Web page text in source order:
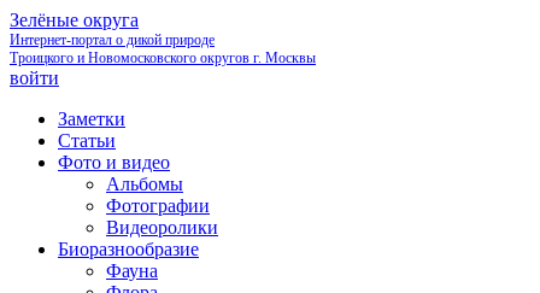
Зелёные округа
Интернет-портал о дикой природе
Троицкого и Новомосковского округов г. Москвы
войти
Заметки
Статьи
Фото и видео
Альбомы
Фотографии
Видеоролики
Биоразнообразие
Фауна